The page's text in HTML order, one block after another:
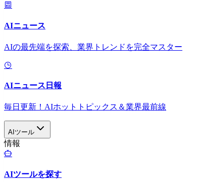
AIニュース
AIの最先端を探索、業界トレンドを完全マスター
AIニュース日報
毎日更新！AIホットトピックス＆業界最前線
AIツール
情報
AIツールを探す